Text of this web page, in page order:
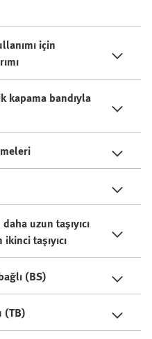
için
kapama bandıyla
uzun taşıyıcı
taşıyıcı
(BS)
(TB)